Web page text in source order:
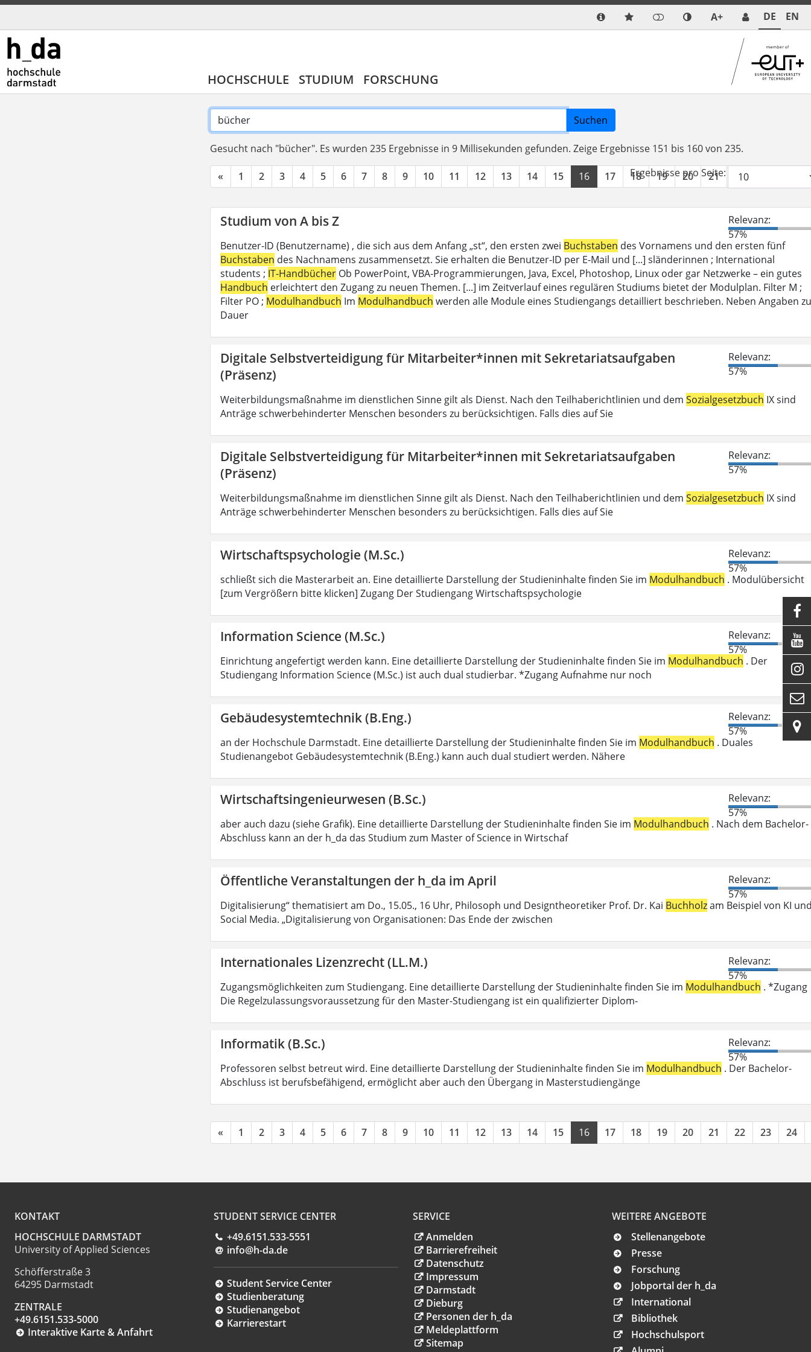
A+ DE EN
HOCHSCHULE STUDIUM FORSCHUNG
Suchen
Gesucht nach "bücher". Es wurden 235 Ergebnisse in 9 Millisekunden gefunden. Zeige Ergebnisse 151 bis 160 von 235.
« 1 2 3 4 5 6 7 8 9 10 11 12 13 14 15 16 17 18 19 20 21 22
Ergebnisse pro Seite:
Studium von A bis Z
Relevanz:
57%
Benutzer-ID (Benutzername) , die sich aus dem Anfang „st“, den ersten zwei Buchstaben des Vornamens und den ersten fünf
Buchstaben des Nachnamens zusammensetzt. Sie erhalten die Benutzer-ID per E-Mail und [...] sländerinnen ; International
students ; IT-Handbücher Ob PowerPoint, VBA-Programmierungen, Java, Excel, Photoshop, Linux oder gar Netzwerke – ein gutes
Handbuch erleichtert den Zugang zu neuen Themen. [...] im Zeitverlauf eines regulären Studiums bietet der Modulplan. Filter M ;
Filter PO ; Modulhandbuch Im Modulhandbuch werden alle Module eines Studiengangs detailliert beschrieben. Neben Angaben zu
Dauer
Digitale Selbstverteidigung für Mitarbeiter*innen mit Sekretariatsaufgaben
(Präsenz)
Relevanz:
57%
Weiterbildungsmaßnahme im dienstlichen Sinne gilt als Dienst. Nach den Teilhaberichtlinien und dem Sozialgesetzbuch IX sind
Anträge schwerbehinderter Menschen besonders zu berücksichtigen. Falls dies auf Sie
Digitale Selbstverteidigung für Mitarbeiter*innen mit Sekretariatsaufgaben
(Präsenz)
Relevanz:
57%
Weiterbildungsmaßnahme im dienstlichen Sinne gilt als Dienst. Nach den Teilhaberichtlinien und dem Sozialgesetzbuch IX sind
Anträge schwerbehinderter Menschen besonders zu berücksichtigen. Falls dies auf Sie
Wirtschaftspsychologie (M.Sc.)
Relevanz:
57%
schließt sich die Masterarbeit an. Eine detaillierte Darstellung der Studieninhalte finden Sie im Modulhandbuch . Modulübersicht
[zum Vergrößern bitte klicken] Zugang Der Studiengang Wirtschaftspsychologie
Information Science (M.Sc.)
Relevanz:
57%
Einrichtung angefertigt werden kann. Eine detaillierte Darstellung der Studieninhalte finden Sie im Modulhandbuch . Der
Studiengang Information Science (M.Sc.) ist auch dual studierbar. *Zugang Aufnahme nur noch
Gebäudesystemtechnik (B.Eng.)
Relevanz:
57%
an der Hochschule Darmstadt. Eine detaillierte Darstellung der Studieninhalte finden Sie im Modulhandbuch . Duales
Studienangebot Gebäudesystemtechnik (B.Eng.) kann auch dual studiert werden. Nähere
Wirtschaftsingenieurwesen (B.Sc.)
Relevanz:
57%
aber auch dazu (siehe Grafik). Eine detaillierte Darstellung der Studieninhalte finden Sie im Modulhandbuch . Nach dem Bachelor-
Abschluss kann an der h_da das Studium zum Master of Science in Wirtschaf
Öffentliche Veranstaltungen der h_da im April
Relevanz:
57%
Digitalisierung“ thematisiert am Do., 15.05., 16 Uhr, Philosoph und Designtheoretiker Prof. Dr. Kai Buchholzam Beispiel von KI
Social Media. „Digitalisierung von Organisationen: Das Ende der zwischen
Internationales Lizenzrecht (LL.M.)
Relevanz:
57%
Zugangsmöglichkeiten zum Studiengang. Eine detaillierte Darstellung der Studieninhalte finden Sie im Modulhandbuch . *Zugang
Die Regelzulassungsvoraussetzung für den Master-Studiengang ist ein qualifizierter Diplom-
Informatik (B.Sc.)
Relevanz:
57%
Professoren selbst betreut wird. Eine detaillierte Darstellung der Studieninhalte finden Sie im Modulhandbuch . Der Bachelor-
Abschluss ist berufsbefähigend, ermöglicht aber auch den Übergang in Masterstudiengänge
« 1 2 3 4 5 6 7 8 9 10 11 12 13 14 15 16 17 18 19 20 21 22 23 24
KONTAKT
HOCHSCHULE DARMSTADT
University of Applied Sciences
Schöfferstraße 3
64295 Darmstadt
ZENTRALE
+49.6151.533-5000
Interaktive Karte & Anfahrt
STUDENT SERVICE CENTER
+49.6151.533-5551
info@h-da.de
Student Service Center
Studienberatung
Studienangebot
Karrierestart
SERVICE
Anmelden
Barrierefreiheit
Datenschutz
Impressum
Darmstadt
Dieburg
Personen der h_da
Meldeplattform
Sitemap
WEITERE ANGEBOTE
Stellenangebote
Presse
Forschung
Jobportal der h_da
International
Bibliothek
Hochschulsport




